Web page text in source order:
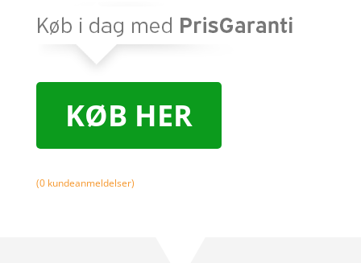
KØB HER
(0kundeanmeldelser)